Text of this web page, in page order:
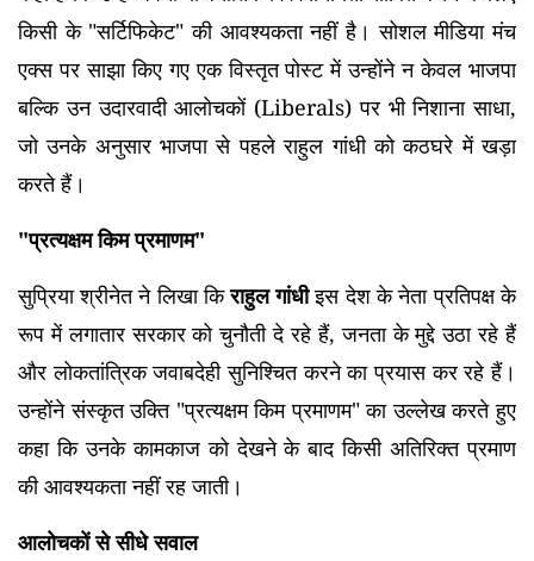
किसी के "सर्टिफिकेट" की आवश्यकता नहीं है। सोशल मीडिया मंच
एक्स पर साझा किए गए एक विस्तृत पोस्ट में उन्होंने न केवल भाजपा
बल्कि उन उदारवादी आलोचकों (Liberals) पर भी निशाना साधा,
जो उनके अनुसार भाजपा से पहले राहुल गांधी को कठघरे में खड़ा
करते हैं।
"प्रत्यक्षम किम प्रमाणम"
सुप्रिया श्रीनेत ने लिखा किराहुल गांधीइस देश के नेता प्रतिपक्ष के
रूप में लगातार सरकार को चुनौती दे रहे हैं, जनता के मुद्दे उठा रहे हैं
और लोकतांत्रिक जवाबदेही सुनिश्चित करने का प्रयास कर रहे हैं।
उन्होंने संस्कृत उक्ति "प्रत्यक्षम किम प्रमाणम" का उल्लेख करते हुए
कहा कि उनके कामकाज को देखने के बाद किसी अतिरिक्त प्रमाण
की आवश्यकता नहीं रह जाती।
आलोचकों से सीधे सवाल